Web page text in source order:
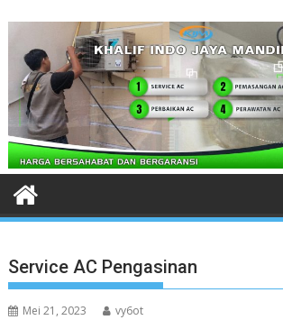
content
Service AC Pengasinan
Mei 21, 2023 vy6ot